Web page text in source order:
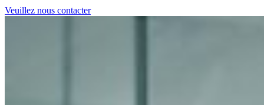
Veuillez nous contacter